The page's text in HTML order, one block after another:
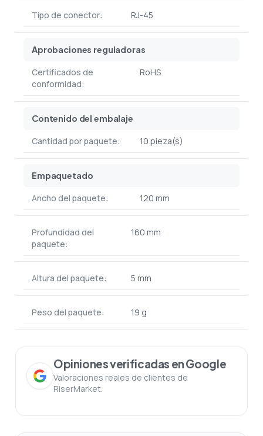
Tipo de conector: RJ-45
Aprobaciones reguladoras
Certificados de
conformidad:
RoHS
Contenido del embalaje
Cantidad por paquete: 10 pieza(s)
Empaquetado
Ancho del paquete: 120 mm
Profundidad del
paquete:
160 mm
Altura del paquete: 5 mm
Peso del paquete: 19 g
Opiniones verificadas en Google
Valoraciones reales de clientes de
RiserMarket.